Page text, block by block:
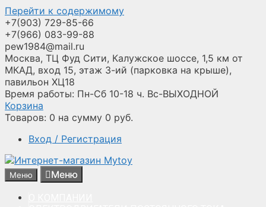
Перейти к содержимому
+7(903) 729-85-66
+7(966) 083-99-88
pew1984@mail.ru
Москва, ТЦ Фуд Сити, Калужское шоссе, 1,5 км от
МКАД, вход 15, этаж 3-ий (парковка на крыше),
павильон ХЦ18
Время работы: Пн-Сб 10-18 ч. Вс-ВЫХОДНОЙ
Корзина
Товаров: 0 на сумму 0 руб.
Вход / Регистрация
Меню Меню